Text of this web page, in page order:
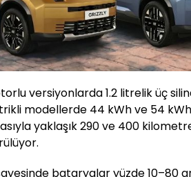
versiyonlarda 1.2 litrelik üç
modellerde 44 kWh ve 54
yaklaşık 290 ve 400
bataryalar yüzde 10–80